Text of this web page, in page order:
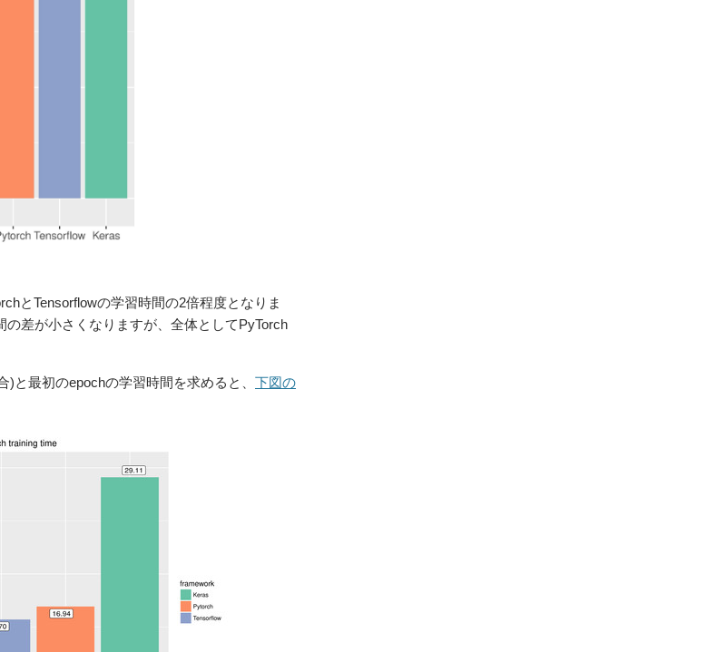
とTensorflowの学習時間の2倍程度となりま
差が小さくなりますが、全体としてPyTorch
と最初のepochの学習時間を求めると、 下図の